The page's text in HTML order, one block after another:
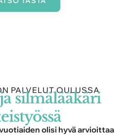
PALVELUT OULUSSA
silmälääkäri
olisi hyvä arvioittaa